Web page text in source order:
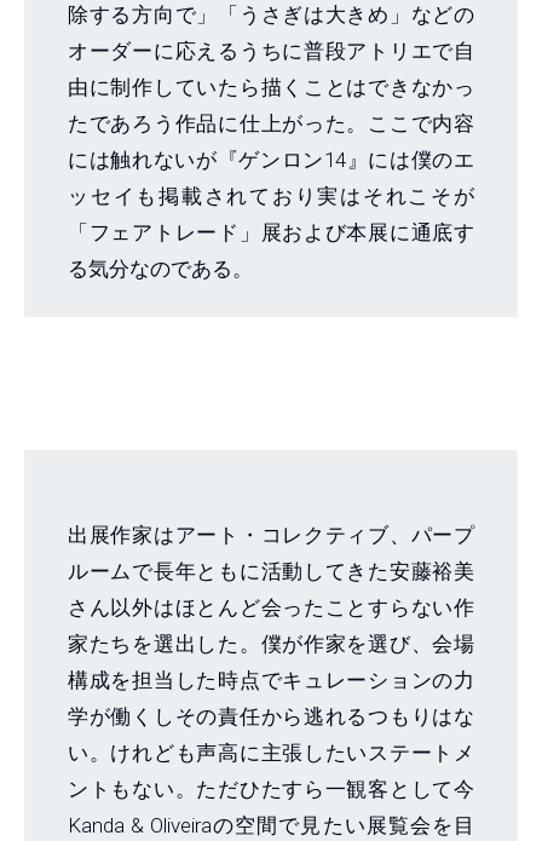
除する方向で」「うさぎは大きめ」などの
オーダーに応えるうちに普段アトリエで自
由に制作していたら描くことはできなかっ
たであろう作品に仕上がった。ここで内容
には触れないが『ゲンロン14』には僕のエ
ッセイも掲載されており実はそれこそが
「フェアトレード」展および本展に通底す
る気分なのである。
出展作家はアート・コレクティブ、パープ
ルームで長年ともに活動してきた安藤裕美
さん以外はほとんど会ったことすらない作
家たちを選出した。僕が作家を選び、会場
構成を担当した時点でキュレーションの力
学が働くしその責任から逃れるつもりはな
い。けれども声高に主張したいステートメ
ントもない。ただひたすら一観客として今
Kanda & Oliveiraの空間で見たい展覧会を目